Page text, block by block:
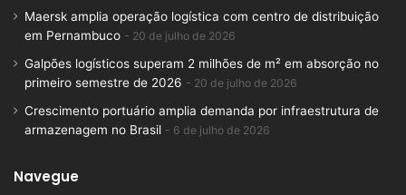
Maersk amplia operação logística com centro de distribuição
em Pernambuco
20 de julho de 2026
Galpões logísticos superam 2 milhões de m² em absorção no
primeiro semestre de 2026
20 de julho de 2026
Crescimento portuário amplia demanda por infraestrutura de
armazenagem no Brasil
6 de julho de 2026
Navegue